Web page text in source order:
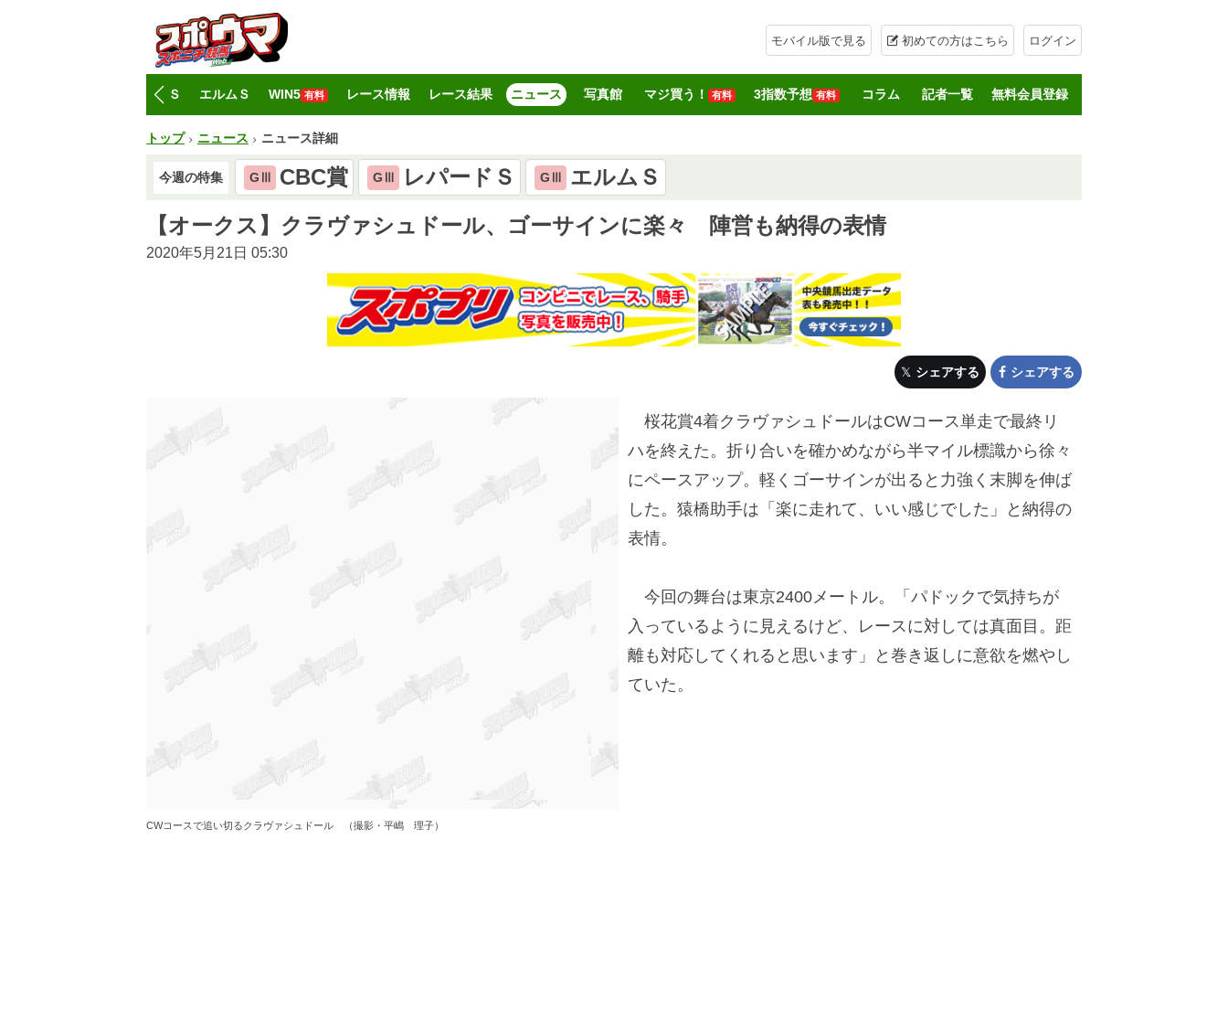
モバイル版で見る 初めての方はこちら ログイン
レパードＳ エルムＳ WIN5 有料 レース情報 レース結果 ニュース 写真館 マジ買う！ 有料 3指数予想 有料 コラム 記者一覧 無料会員登録
トップ ニュース ニュース詳細
今週の特集 GⅢ CBC賞 GⅢ レパードＳ GⅢ
エルムＳ
【オークス】クラヴァシュドール、ゴーサインに楽々 陣営も納得の表情
2020年5月21日 05:30
シェアする シェアする
CWコースで追い切るクラヴァシュドール （撮影・平嶋 理子）
桜花賞4着クラヴァシュドールはCWコース単走で最終リ
ハを終えた。折り合いを確かめながら半マイル標識から徐々
にペースアップ。軽くゴーサインが出ると力強く末脚を伸ば
した。猿橋助手は「楽に走れて、いい感じでした」と納得の
表情。
今回の舞台は東京2400メートル。「パドックで気持ちが
入っているように見えるけど、レースに対しては真面目。距
離も対応してくれると思います」と巻き返しに意欲を燃やし
ていた。